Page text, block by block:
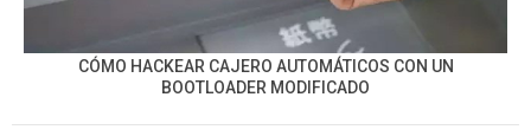
CÓMO HACKEAR CAJERO AUTOMÁTICOS CON UN
BOOTLOADER MODIFICADO